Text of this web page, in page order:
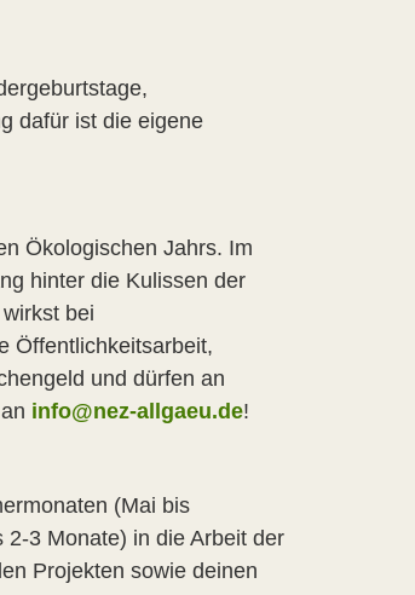
dafür ist die eigene
Ökologischen Jahrs. Im
hinter die Kulissen der
bei
Öffentlichkeitsarbeit,
und dürfen an
info@nez-allgaeu.de!
(Mai bis
3 Monate) in die Arbeit der
Projekten sowie deinen